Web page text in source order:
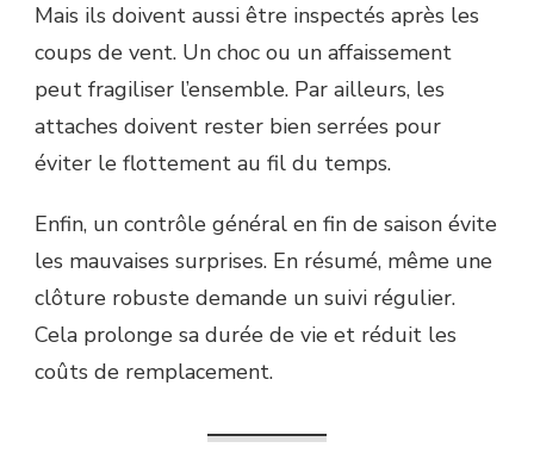
Mais ils doivent aussi être inspectés après les
coups de vent. Un choc ou un affaissement
peut fragiliser l’ensemble. Par ailleurs, les
attaches doivent rester bien serrées pour
éviter le flottement au fil du temps.
Enfin, un contrôle général en fin de saison évite
les mauvaises surprises. En résumé, même une
clôture robuste demande un suivi régulier.
Cela prolonge sa durée de vie et réduit les
coûts de remplacement.